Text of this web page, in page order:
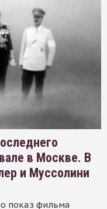
в Москве. В
и Муссолини
показ фильма